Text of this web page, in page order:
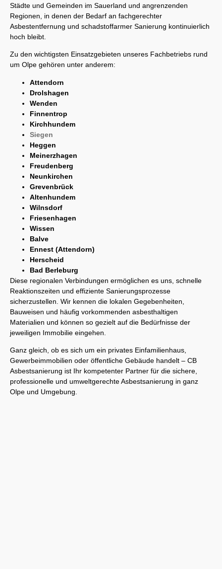
Städte und Gemeinden im Sauerland und angrenzenden
Regionen, in denen der Bedarf an fachgerechter
Asbestentfernung und schadstoffarmer Sanierung kontinuierlich
hoch bleibt.
Zu den wichtigsten Einsatzgebieten unseres Fachbetriebs rund
um Olpe gehören unter anderem:
Attendorn
Drolshagen
Wenden
Finnentrop
Kirchhundem
Siegen
Heggen
Meinerzhagen
Freudenberg
Neunkirchen
Grevenbrück
Altenhundem
Wilnsdorf
Friesenhagen
Wissen
Balve
Ennest (Attendorn)
Herscheid
Bad Berleburg
Diese regionalen Verbindungen ermöglichen es uns, schnelle
Reaktionszeiten und effiziente Sanierungsprozesse
sicherzustellen. Wir kennen die lokalen Gegebenheiten,
Bauweisen und häufig vorkommenden asbesthaltigen
Materialien und können so gezielt auf die Bedürfnisse der
jeweiligen Immobilie eingehen.
Ganz gleich, ob es sich um ein privates Einfamilienhaus,
Gewerbeimmobilien oder öffentliche Gebäude handelt – CB
Asbestsanierung ist Ihr kompetenter Partner für die sichere,
professionelle und umweltgerechte Asbestsanierung in ganz
Olpe und Umgebung.